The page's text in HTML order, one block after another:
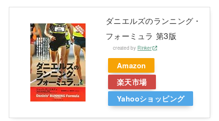
ダニエルズのランニング・
フォーミュラ 第3版
created by Rinker
Amazon
楽天市場
Yahooショッピング